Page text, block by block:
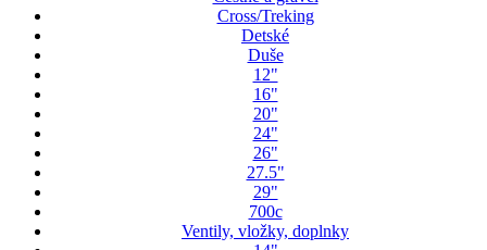
Cross/Treking
Detské
Duše
12"
16"
20"
24"
26"
27.5"
29"
700c
Ventily, vložky, doplnky